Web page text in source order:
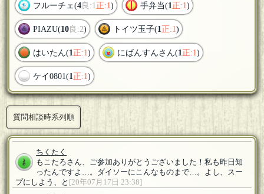
フルーチェ(4良:1正:1) 手弁当(1正:1)
PIAZU(10良:2) トイツ玉子(1正:1)
はいたん(1正:1) にばんすんさん(1正:1)
ケイ0801(1正:1)
質問相談時系列順
ちくたく
もこたろさん、ご参加ありがとうございました！私も昨日知
ったんですよ…。ダイソーにこんなものまで…。よし、スー
プにしよう、と [20年07月17日 23:38]